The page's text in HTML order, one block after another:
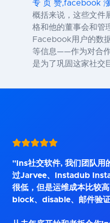
专 页 赞,facebook
概括来说，这些文件
格和他的董事会和管
Facebook用户的数
等信息——作为对合
是为了巩固这家社交
"Ins社交软件, 我们团队用
过Jarvee、Instadub
很低，但是运维成本比较
block、disable、邮件验